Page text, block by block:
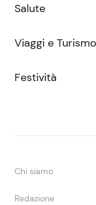
Salute
Viaggi e Turismo
Festività
Chi siamo
Redazione